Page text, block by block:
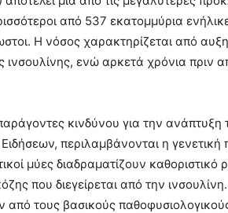
από 537 εκατομμύρια
Η νόσος χαρακτηρίζεται από
ινσουλίνης, ενώ αρκετά χρόνια πριν
κινδύνου για την
περιλαμβάνονται η
μύες διαδραματίζουν
που διεγείρεται από την
από τους βασικούς